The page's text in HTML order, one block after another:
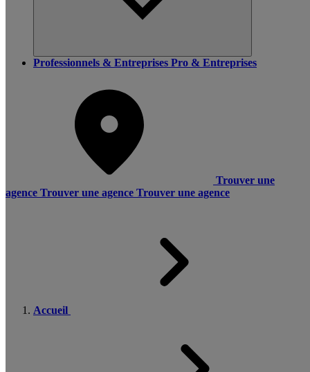
Professionnels & Entreprises Pro & Entreprises
Trouver une
agence Trouver une agence Trouver une agence
Accueil